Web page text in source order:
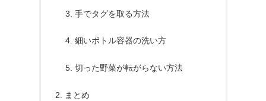
手でタグを取る方法
細いボトル容器の洗い方
切った野菜が転がらない方法
まとめ